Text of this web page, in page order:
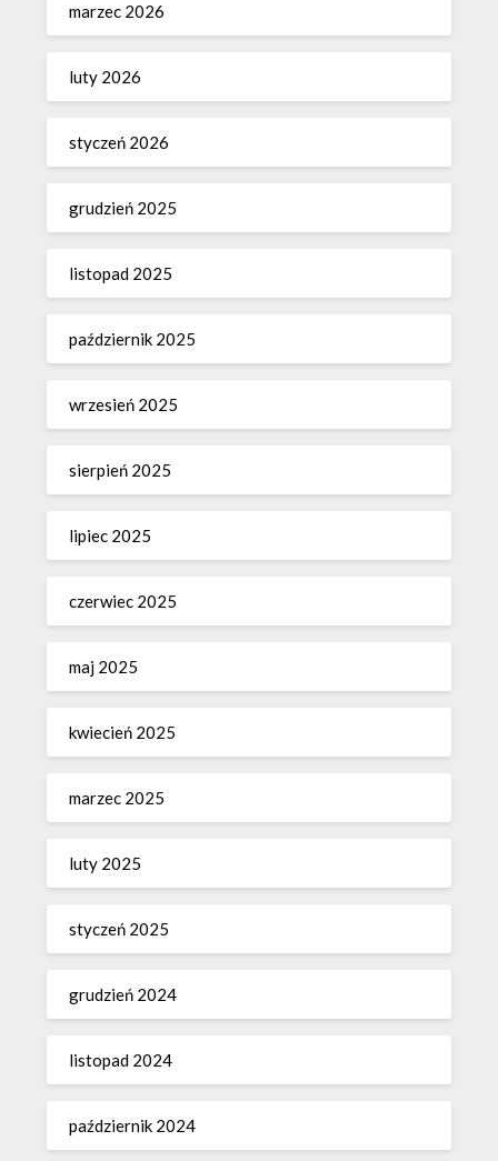
marzec 2026
luty 2026
styczeń 2026
grudzień 2025
listopad 2025
październik 2025
wrzesień 2025
sierpień 2025
lipiec 2025
czerwiec 2025
maj 2025
kwiecień 2025
marzec 2025
luty 2025
styczeń 2025
grudzień 2024
listopad 2024
październik 2024